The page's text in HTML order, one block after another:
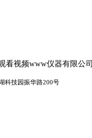
看视频www仪器有限公司
湖科技园振华路200号